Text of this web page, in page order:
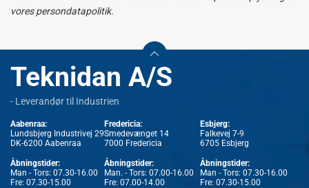
vores persondatapolitik.
Teknidan A/S
- Leverandør til Industrien
Aabenraa:
Lundsbjerg Industrivej 29
DK-6200 Aabenraa
Åbningstider:
Man - Tors: 07.30-16.00
Fre: 07.30-15.00
Fredericia:
Smedevænget 14
7000 Fredericia
Åbningstider:
Man. - Tors: 07.00-16.00
Fre: 07.00-14.00
Esbjerg:
Falkevej 7-9
6705 Esbjerg
Åbningstider:
Man - Tors: 07.30-16.00
Fre: 07.30-15.00